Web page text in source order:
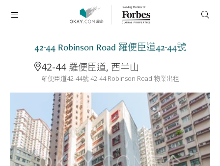
42-44 Robinson Road 羅便臣道42-44號
42-44 羅便臣道, 西半山
羅便臣道42-44號 42-44 Robinson Road 物業出租